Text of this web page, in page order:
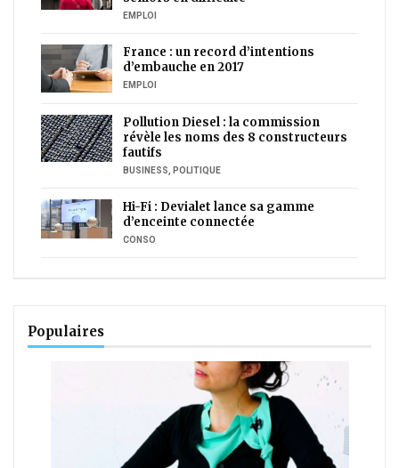
EMPLOI
France : un record d’intentions
d’embauche en 2017
EMPLOI
Pollution Diesel : la commission
révèle les noms des 8 constructeurs
fautifs
BUSINESS POLITIQUE
Hi-Fi : Devialet lance sa gamme
d’enceinte connectée
CONSO
Populaires